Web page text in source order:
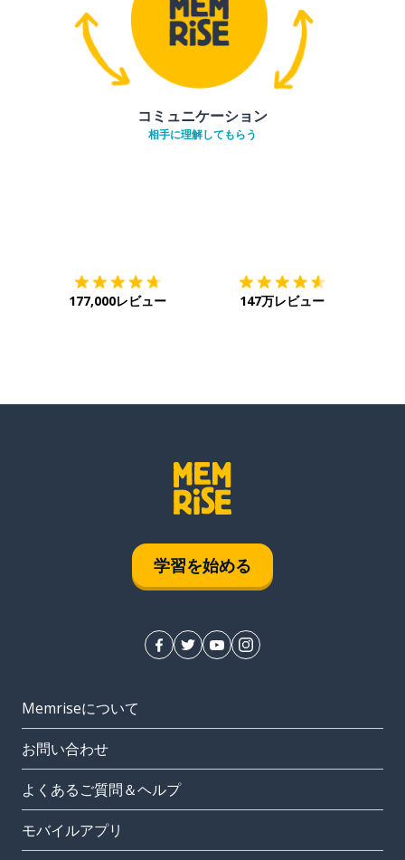
コミュニケーション
相手に理解してもらう
177,000レビュー 147万レビュー
学習を始める
Memriseについて
お問い合わせ
よくあるご質問＆ヘルプ
モバイルアプリ